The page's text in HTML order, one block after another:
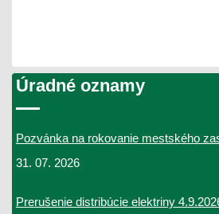
Úradné oznamy
Pozvánka na rokovanie mestského
31. 07. 2026
Prerušenie distribúcie elektriny